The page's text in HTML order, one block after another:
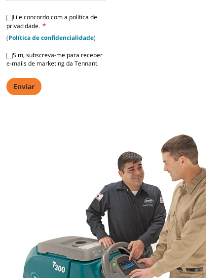
Li e concordo com a política de
privacidade. *
(Política de confidencialidade)
Sim, subscreva-me para receber
e-mails de marketing da Tennant.